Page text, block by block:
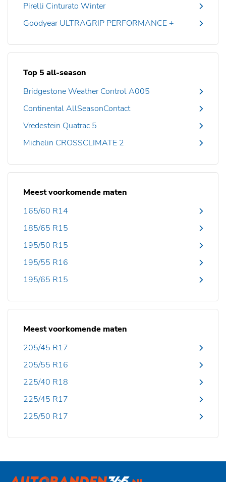
Pirelli Cinturato Winter
Goodyear ULTRAGRIP PERFORMANCE +
Top 5 all-season
Bridgestone Weather Control A005
Continental AllSeasonContact
Vredestein Quatrac 5
Michelin CROSSCLIMATE 2
Meest voorkomende maten
165/60 R14
185/65 R15
195/50 R15
195/55 R16
195/65 R15
Meest voorkomende maten
205/45 R17
205/55 R16
225/40 R18
225/45 R17
225/50 R17